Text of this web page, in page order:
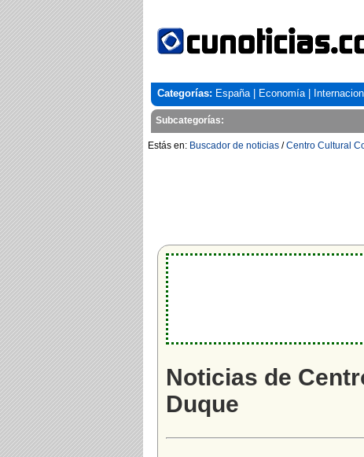
Categorías: España| Economía|
Subcategorías:
Estás en: Buscador de noticias /Centro Cultural
Noticias de
Duque